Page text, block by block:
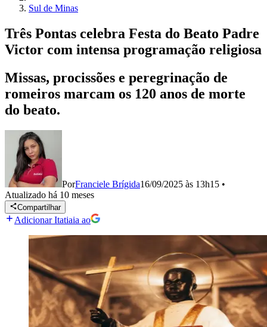
Sul de Minas
Três Pontas celebra Festa do Beato Padre
Victor com intensa programação religiosa
Missas, procissões e peregrinação de
romeiros marcam os 120 anos de morte
do beato.
PorFranciele Brígida16/09/2025 às 13h15 •
Atualizado há 10 meses
Compartilhar
Adicionar Itatiaia ao